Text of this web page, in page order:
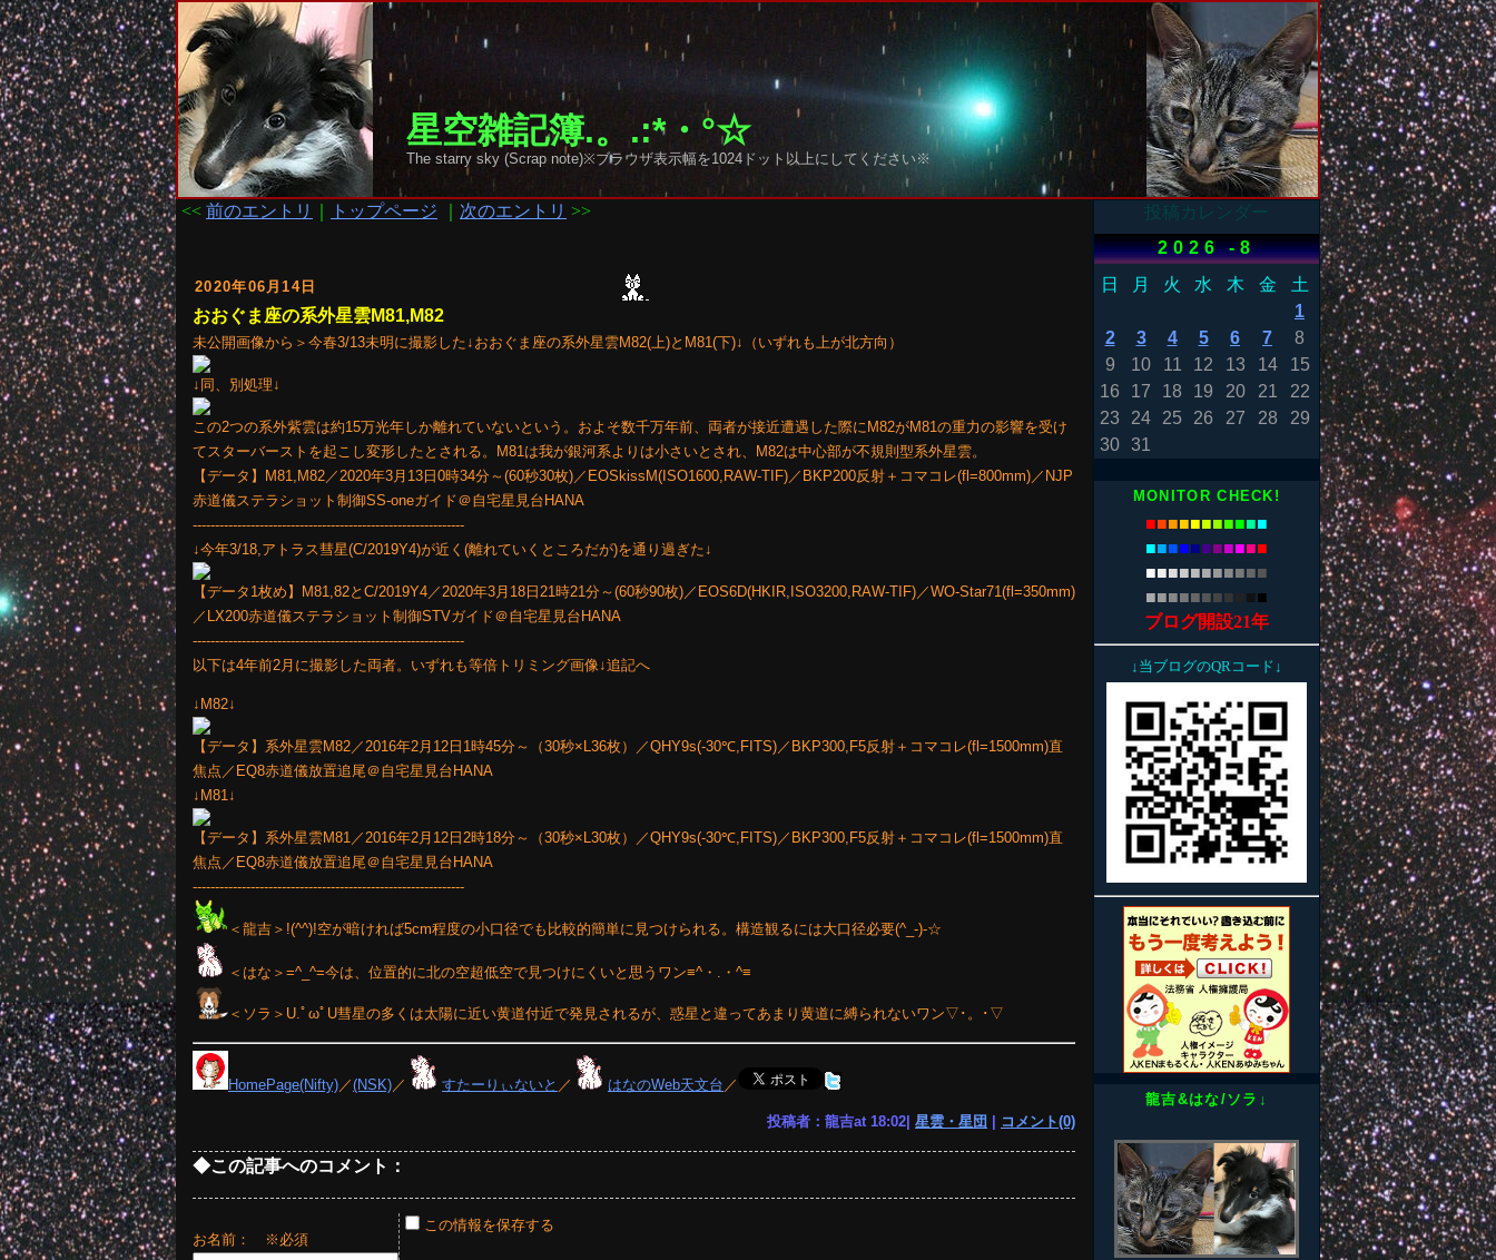
星空雑記簿.。.:*・°☆
The starry sky (Scrap note)※ブラウザ表示幅を1024ドット以上にしてください※
<< 前のエントリ トップページ 次のエントリ >>
2020年06月14日
おおぐま座の系外星雲M81,M82
未公開画像から＞今春3/13未明に撮影した↓おおぐま座の系外星雲M82(上)とM81(下)↓（いずれも上が北方向）
↓同、別処理↓
この2つの系外紫雲は約15万光年しか離れていないという。およそ数千万年前、両者が接近遭遇した際にM82がM81の重力の影響を受け
てスターバーストを起こし変形したとされる。M81は我が銀河系よりは小さいとされ、M82は中心部が不規則型系外星雲。
【データ】M81,M82／2020年3月13日0時34分～(60秒30枚)／EOSkissM(ISO1600,RAW-TIF)／BKP200反射＋コマコレ(fl=800mm)／NJP
赤道儀ステラショット制御SS-oneガイド＠自宅星見台HANA
-------------------------------------------------------------
↓今年3/18,アトラス彗星(C/2019Y4)が近く(離れていくところだが)を通り過ぎた↓
【データ1枚め】M81,82とC/2019Y4／2020年3月18日21時21分～(60秒90枚)／EOS6D(HKIR,ISO3200,RAW-TIF)／WO-Star71(fl=350mm)
／LX200赤道儀ステラショット制御STVガイド＠自宅星見台HANA
-------------------------------------------------------------
以下は4年前2月に撮影した両者。いずれも等倍トリミング画像↓追記へ
↓M82↓
【データ】系外星雲M82／2016年2月12日1時45分～（30秒×L36枚）／QHY9s(-30℃,FITS)／BKP300,F5反射＋コマコレ(fl=1500mm)直
焦点／EQ8赤道儀放置追尾＠自宅星見台HANA
↓M81↓
【データ】系外星雲M81／2016年2月12日2時18分～（30秒×L30枚）／QHY9s(-30℃,FITS)／BKP300,F5反射＋コマコレ(fl=1500mm)直
焦点／EQ8赤道儀放置追尾＠自宅星見台HANA
-------------------------------------------------------------
＜龍吉＞!(^^)!空が暗ければ5cm程度の小口径でも比較的簡単に見つけられる。構造観るには大口径必要(^_-)-☆
＜はな＞=^_^=今は、位置的に北の空超低空で見つけにくいと思うワン≡^・.・^≡
＜ソラ＞U.ﾟωﾟU彗星の多くは太陽に近い黄道付近で発見されるが、惑星と違ってあまり黄道に縛られないワン▽･。･▽
HomePage(Nifty) ／(NSK) ／ すたーりぃないと ／ はなのWeb天文台 ／
投稿者：龍吉at 18:02| 星雲・星団 コメント(0)
◆この記事へのコメント：
お名前： ※必須
この情報を保存する
投稿カレンダー
2026 -8
日
月 火 水 木 金
土
1
2
3 4 5 6 7
8
9
10 11 12 13 14
15
16
17 18 19 20 21
22
23
24 25 26 27 28
29
30 31
MONITOR CHECK!
■■■■■■■■■■■
■■■■■■■■■■■
■■■■■■■■■■■
■■■■■■■■ ■■
ブログ開設21年
↓当ブログのQRコード↓
龍吉&はな/ソラ↓